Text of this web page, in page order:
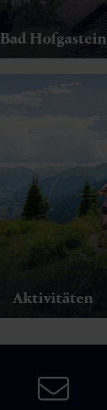
Bad Hofgastein
Aktivitäten